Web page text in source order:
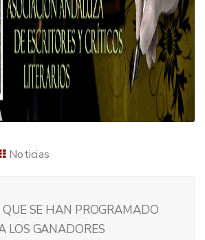
Noticias
QUE SE HAN PROGRAMADO
LOS GANADORES